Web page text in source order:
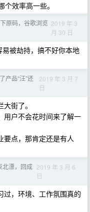
效率高一些。
原码，谷歌浏览 2019 年 3
月 30 日
被劫持，搞不好你本地
产品“汪”还
2019 年 3 月 7
日
街了。
用户不会花时间来了解一
要点，那肯定还是有人
北漂，回成 2019 年 3 月 6
日
过，环境、工作氛围真的